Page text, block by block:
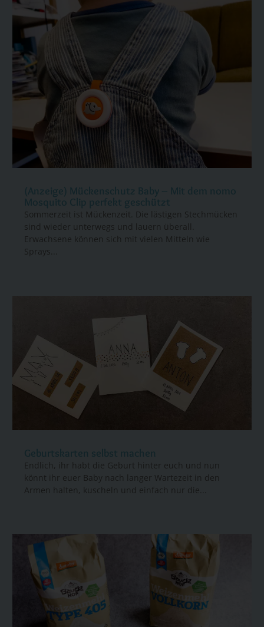
(Anzeige) Mückenschutz Baby – Mit dem nomo
Mosquito Clip perfekt geschützt
Sommerzeit ist Mückenzeit. Die lästigen Stechmücken
sind wieder unterwegs und lauern überall.
Erwachsene können sich mit vielen Mitteln wie
Sprays...
Geburtskarten selbst machen
Endlich, ihr habt die Geburt hinter euch und nun
könnt ihr euer Baby nach langer Wartezeit in den
Armen halten, kuscheln und einfach nur die...